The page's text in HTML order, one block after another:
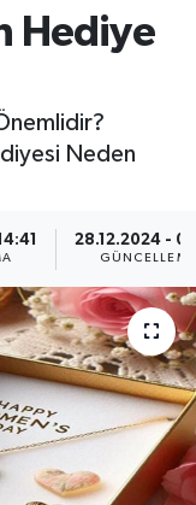
Hediye
Neden
28.12.2024 -
GÜNCELLEME